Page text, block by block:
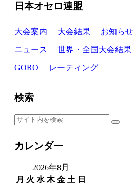
日本オセロ連盟
大会案内 大会結果 お知らせ
ニュース 世界・全国大会結果
GORO レーティング
検索
カレンダー
2026年8月
月 火 水 木 金 土 日